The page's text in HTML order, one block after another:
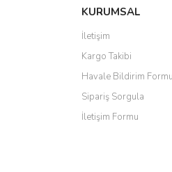
Ürün resmi
Ürün
Ürün
Ürün fiyatı
Bu ürüne
KURUMSAL
İletişim
Kargo Takibi
Havale Bildirim Formu
Sipariş Sorgula
İletişim Formu